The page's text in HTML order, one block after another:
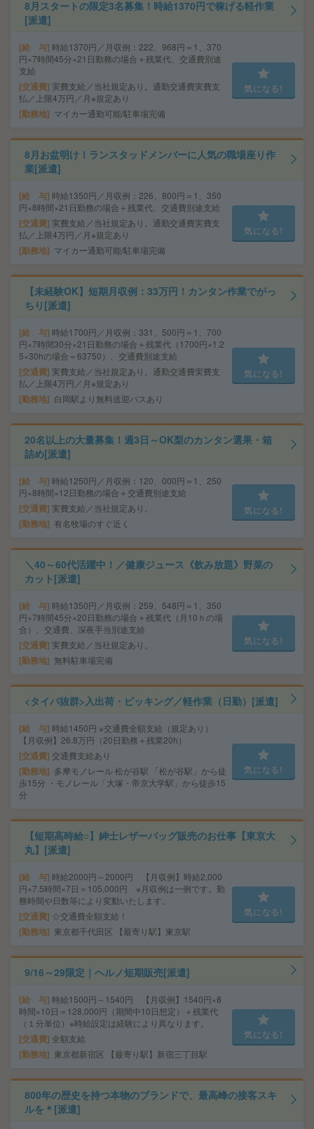
8月スタートの限定3名募集！時給1370円で稼げる軽作業
[派遣]
給 与 時給1370円／月収例：222、968円＝1、370
円×7時間45分×21日勤務の場合＋残業代、交通費別途
支給
交通費 実費支給／当社規定あり。通勤交通費実費支
払／上限4万円／月※規定あり
勤務地 マイカー通勤可能/駐車場完備
気になる!
8月お盆明け！ランスタッドメンバーに人気の職場座り作
業[派遣]
給 与 時給1350円／月収例：226、800円＝1、350
円×8時間×21日勤務の場合＋残業代、交通費別途支給
交通費 実費支給／当社規定あり。通勤交通費実費支
払／上限4万円／月※規定あり
勤務地 マイカー通勤可能/駐車場完備
気になる!
【未経験OK】短期月収例：33万円！カンタン作業でがっ
ちり[派遣]
給 与 時給1700円／月収例：331、500円＝1、700
円×7時間30分×21日勤務の場合＋残業代（1700円×1.2
5×30hの場合＝63750）、交通費別途支給
交通費 実費支給／当社規定あり。通勤交通費実費支
払／上限4万円／月※規定あり
勤務地 白岡駅より無料送迎バスあり
気になる!
20名以上の大量募集！週3日～OK梨のカンタン選果・箱
詰め[派遣]
給 与 時給1250円／月収例：120、000円＝1、250
円×8時間×12日勤務の場合＋交通費別途支給
交通費 実費支給／当社規定あり。
勤務地 有名牧場のすぐ近く
気になる!
＼40～60代活躍中！／健康ジュース《飲み放題》野菜の
カット[派遣]
給 与 時給1350円／月収例：259、548円＝1、350
円×7時間45分×20日勤務の場合＋残業代（月10ｈの場
合）、交通費、深夜手当別途支給
交通費 実費支給／当社規定あり。
勤務地 無料駐車場完備
気になる!
<タイパ抜群>入出荷・ピッキング／軽作業（日勤）[派遣]
給 与 時給1450円 ※交通費全額支給（規定あり）
【月収例】26.8万円（20日勤務＋残業20h）
交通費 交通費支給あり
勤務地
多摩モノレール 松が谷駅 「松が谷駅」から徒
歩15分 ・モノレール「大塚・帝京大学駅」から徒歩15
分
気になる!
【短期高時給○】紳士レザーバッグ販売のお仕事【東京大
丸】[派遣]
給 与 時給2000円～2000円 【月収例】時給2,000
円×7.5時間×7日＝105,000円 ※月収例は一例です。勤
務時間や日数等により変動いたします。
交通費 ☆交通費全額支給！
勤務地 東京都千代田区 【最寄り駅】東京駅
気になる!
9/16～29限定｜ヘルノ短期販売[派遣]
給 与 時給1500円～1540円 【月収例】1540円×8
時間×10日＝128,000円（期間中10日想定）＋残業代
（１分単位）※時給設定は経験により異なります。
交通費 全額支給
勤務地 東京都新宿区 【最寄り駅】新宿三丁目駅
気になる!
800年の歴史を持つ本物のブランドで、最高峰の接客スキ
ルを＊[派遣]